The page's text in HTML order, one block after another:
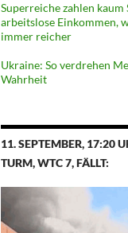
Superreiche zahlen kaum
arbeitslose Einkommen,
immer reicher
Ukraine: So verdrehen
Wahrheit
11. SEPTEMBER, 17:20
TURM, WTC 7, FÄLLT: